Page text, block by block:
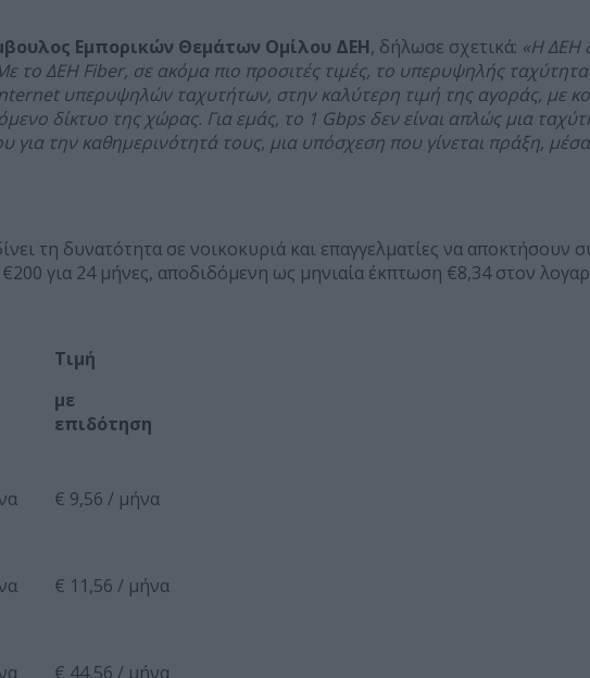
Εμπορικών Θεμάτων Ομίλου ΔΕΗ, δήλωσε σχετικά: «Η ΔΕΗ
το ΔΕΗ Fiber, σε ακόμα πιο προσιτές τιμές, το υπερυψηλής
υπερυψηλών ταχυτήτων, στην καλύτερη τιμή της αγοράς, με
δίκτυο της χώρας. Για εμάς, το 1 Gbps δεν είναι απλώς μια
για την καθημερινότητά τους, μια υπόσχεση που γίνεται πράξη,
τη δυνατότητα σε νοικοκυριά και επαγγελματίες να αποκτήσουν
για 24 μήνες, αποδιδόμενη ως μηνιαία έκπτωση €8,34 στον
Τιμή
με
επιδότηση
€ 9,56 / μήνα
€ 11,56 / μήνα
€ 44,56 / μήνα